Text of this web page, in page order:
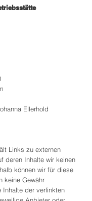
Ellerhold
Links zu externen
deren Inhalte wir keinen
können wir für diese
keine Gewähr
Inhalte der verlinkten